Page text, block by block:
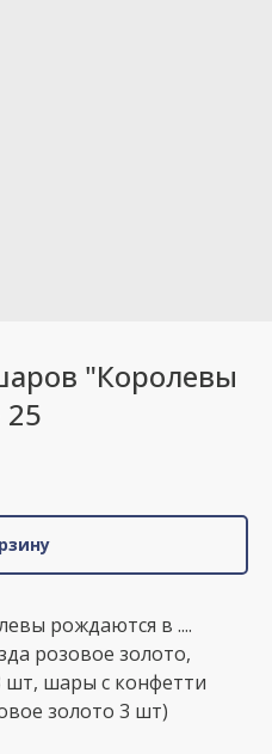
"Королевы
рождаются в ....
розовое золото,
шары с конфетти
золото 3 шт)